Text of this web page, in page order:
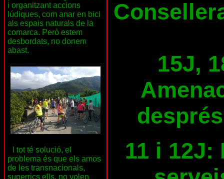
i organitzant accions
lúdiques, com anar en bici
als espais naturals de la
comarca. Però estem
desbordats, no donem
abast.
I tot té solució, el
problema és que els amos
de les transnacionals,
superrics ells, no volen
15J,
11 i 12J: